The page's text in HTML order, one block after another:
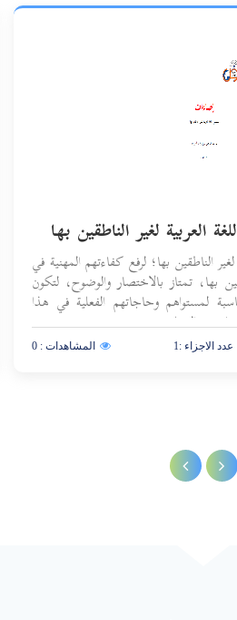
العربية لغير الناطقين بها
الناطقين بها؛ لرفع كفاءتهم المهنية في
بها، تمتاز بالاختصار والوضوح، لتكون
لمستواهم وحاجاتهم الفعلية في هذا
بيد المعلم يستصحبه معه في مسيرته
عدد الاجزاء :1 المشاهدات : 0